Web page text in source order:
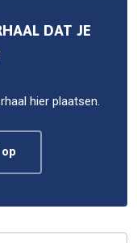
DAT JE
hier plaatsen.